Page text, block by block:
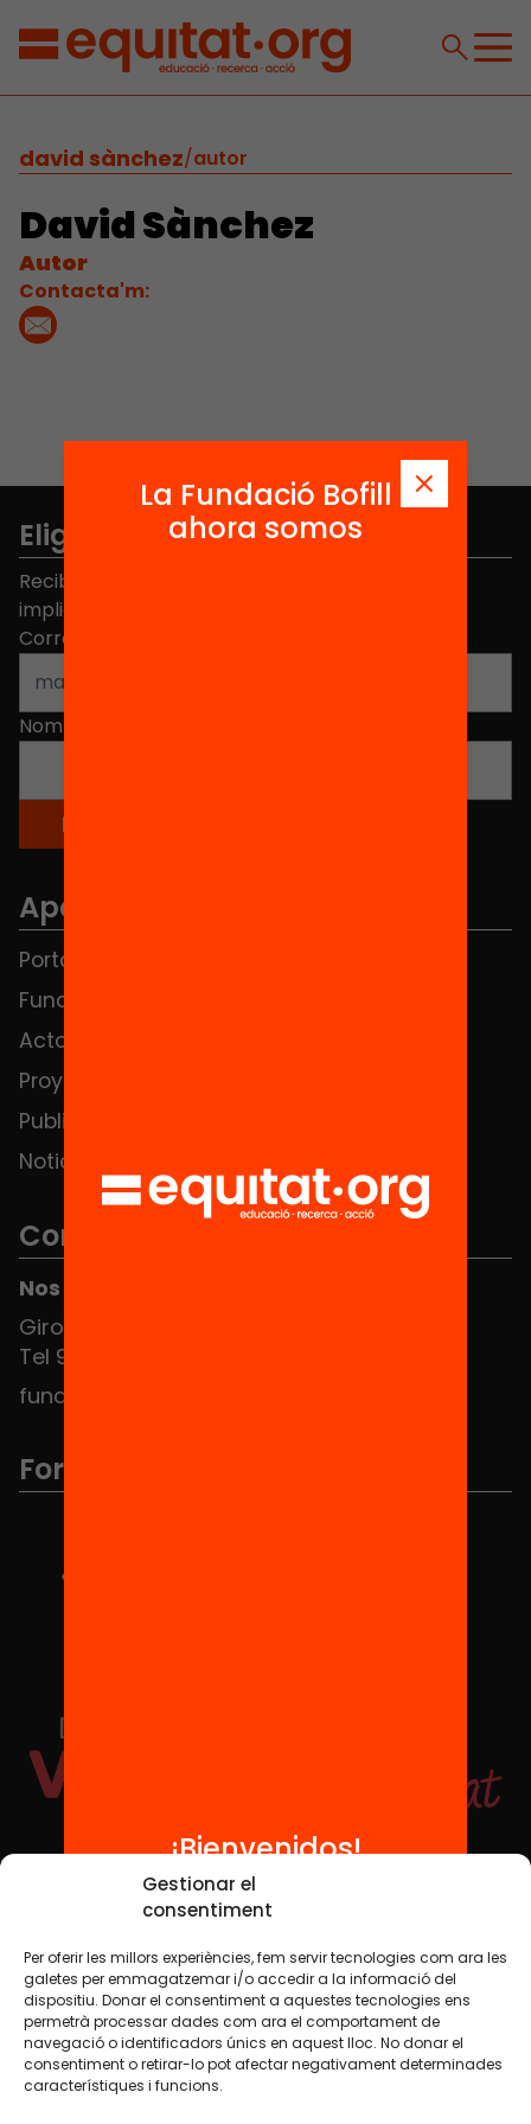
Gestionar el
consentiment
Per oferir les millors experiències, fem servir tecnologies com ara les
galetes per emmagatzemar i/o accedir a la informació del
dispositiu. Donar el consentiment a aquestes tecnologies ens
permetrà processar dades com ara el comportament de
navegació o identificadors únics en aquest lloc. No donar el
consentiment o retirar-lo pot afectar negativament determinades
característiques i funcions.
david sànchez/autor
David Sànchez
Autor
Contacta'm:
Elige equidad
Recibe contenidos, iniciativas y proyectos para
implicarte.
Correo electrónico
Nombre
Apartados
Portada
Fundación
Actos
Proyectos
Publicaciones y vídeos
Noticias
Contacto
Nos puedes encontrar en el HUB Social
Girona 34, interior 08010 Barcelona
Tel 934 588 700
fundacio@equitat.org
Formamos parte de...
Redes sociales
TWT YTB IG FB IN
Aviso legalPolítica de cookies
La Fundació Bofill
ahora somos
¡Bienvenidos!